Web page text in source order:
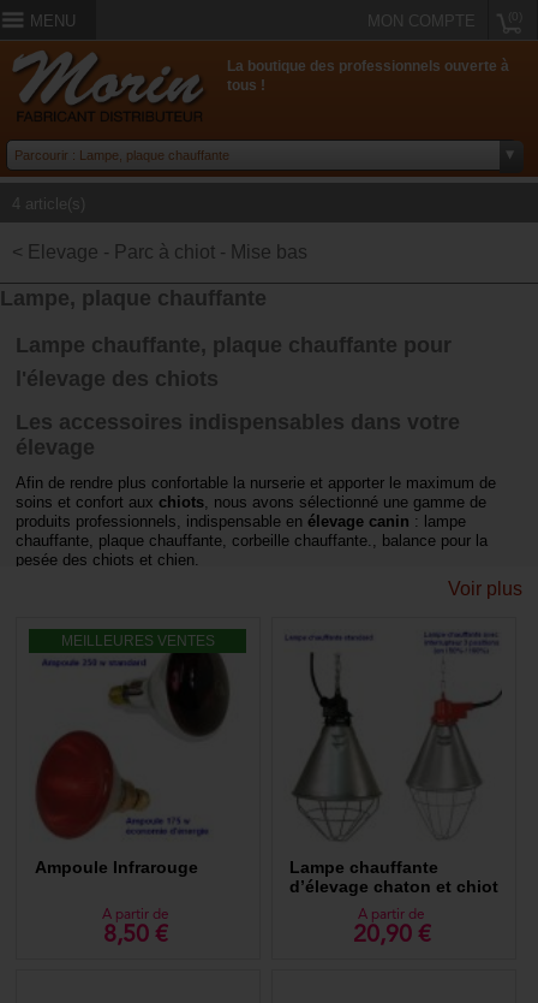
MENU MON COMPTE
La boutique des professionnels ouverte à
tous !
4 article(s)
< Elevage - Parc à chiot - Mise bas
Lampe, plaque chauffante
Lampe chauffante, plaque chauffante pour
l'élevage des chiots
Les accessoires indispensables dans votre
élevage
Afin de rendre plus confortable la nurserie et apporter le maximum de
soins et confort auxchiots, nous avons sélectionné une gamme de
produits professionnels, indispensable enélevage canin : lampe
chauffante, plaque chauffante, corbeille chauffante., balance pour la
pesée des chiots et chien.
Voir plus
MEILLEURES VENTES
Ampoule Infrarouge
A partir de
8,50 €
Lampe chauffante
d’élevage chaton et chiot
A partir de
20,90 €